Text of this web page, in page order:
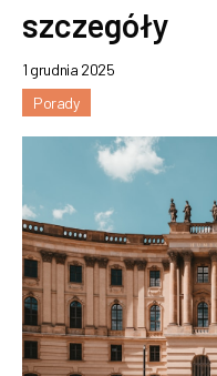
szczegóły
1 grudnia 2025
Porady